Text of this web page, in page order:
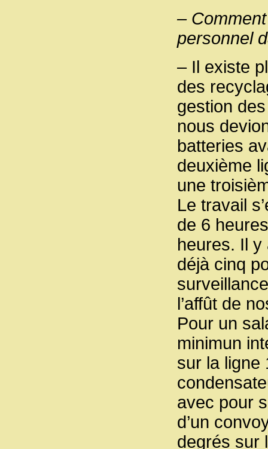
–
personnel
– Il existe
des
gestion
nous
batteries
deuxième
une
Le travail
de 6
heures. Il y
déjà cinq
l’affût de
Pour un
minimun
sur la ligne
avec pour
d’un
degrés sur